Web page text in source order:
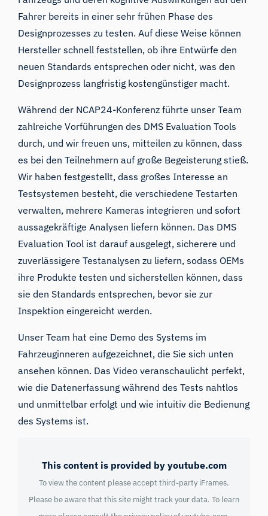
Fahrer bereits in einer sehr frühen Phase des
Designprozesses zu testen. Auf diese Weise können
Hersteller schnell feststellen, ob ihre Entwürfe den
neuen Standards entsprechen oder nicht, was den
Designprozess langfristig kostengünstiger macht.
Während der NCAP24-Konferenz führte unser Team
zahlreiche Vorführungen des DMS Evaluation Tools
durch, und wir freuen uns, mitteilen zu können, dass
es bei den Teilnehmern auf große Begeisterung stieß.
Wir haben festgestellt, dass großes Interesse an
Testsystemen besteht, die verschiedene Testarten
verwalten, mehrere Kameras integrieren und sofort
aussagekräftige Analysen liefern können. Das DMS
Evaluation Tool ist darauf ausgelegt, sicherere und
zuverlässigere Testanalysen zu liefern, sodass OEMs
ihre Produkte testen und sicherstellen können, dass
sie den Standards entsprechen, bevor sie zur
Inspektion eingereicht werden.
Unser Team hat eine Demo des Systems im
Fahrzeuginneren aufgezeichnet, die Sie sich unten
ansehen können. Das Video veranschaulicht perfekt,
wie die Datenerfassung während des Tests nahtlos
und unmittelbar erfolgt und wie intuitiv die Bedienung
des Systems ist.
This content is provided by youtube.com
To view the content please accept third-party iFrames.
Please be aware that this site might track your data. To learn